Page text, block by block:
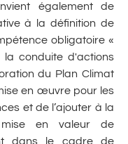
également de
à la définition de
obligatoire «
conduite d'actions
du Plan Climat
en œuvre pour les
et de l’ajouter à la
en valeur de
dans le cadre de